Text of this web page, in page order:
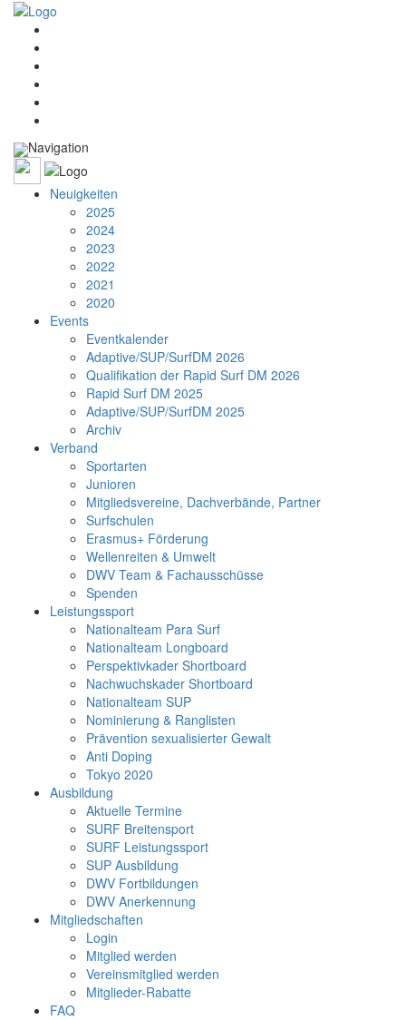
Navigation
Neuigkeiten
2025
2024
2023
2022
2021
2020
Events
Eventkalender
Adaptive/SUP/SurfDM 2026
Qualifikation der Rapid Surf DM 2026
Rapid Surf DM 2025
Adaptive/SUP/SurfDM 2025
Archiv
Verband
Sportarten
Junioren
Mitgliedsvereine, Dachverbände, Partner
Surfschulen
Erasmus+ Förderung
Wellenreiten & Umwelt
DWV Team & Fachausschüsse
Spenden
Leistungssport
Nationalteam Para Surf
Nationalteam Longboard
Perspektivkader Shortboard
Nachwuchskader Shortboard
Nationalteam SUP
Nominierung & Ranglisten
Prävention sexualisierter Gewalt
Anti Doping
Tokyo 2020
Ausbildung
Aktuelle Termine
SURF Breitensport
SURF Leistungssport
SUP Ausbildung
DWV Fortbildungen
DWV Anerkennung
Mitgliedschaften
Login
Mitglied werden
Vereinsmitglied werden
Mitglieder-Rabatte
FAQ